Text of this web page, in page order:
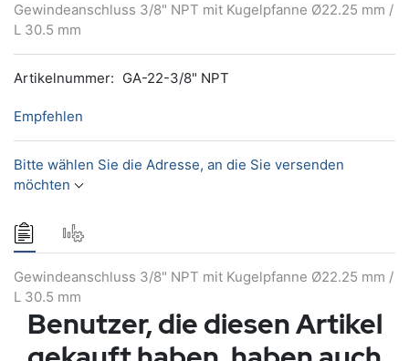
Gewindeanschluss 3/8" NPT mit Kugelpfanne Ø22.25 mm /
L 30.5 mm
Artikelnummer: GA-22-3/8" NPT
Empfehlen
Bitte wählen Sie die Adresse, an die Sie versenden
möchten
Gewindeanschluss 3/8" NPT mit Kugelpfanne Ø22.25 mm /
L 30.5 mm
Benutzer, die diesen Artikel